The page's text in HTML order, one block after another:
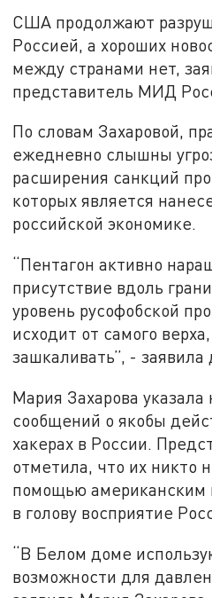
США продолжают
Россией, а хороших
между странами нет,
представитель МИД
По словам Захаровой,
ежедневно слышны
расширения санкций
которых является
российской экономике.
“Пентагон активно
присутствие вдоль
уровень русофобской
исходит от самого
зашкаливать”, - заявила
Мария Захарова указала
сообщений о якобы
хакерах в России.
отметила, что их никто
помощью американским
в голову восприятие
“В Белом доме
возможности для